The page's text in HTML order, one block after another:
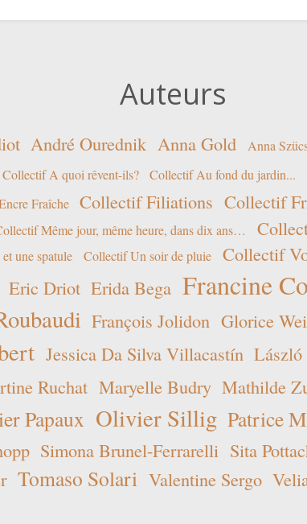
Auteurs
André Ourednik Anna Gold Anna
Collectif A quoi rêvent-ils? Collectif Au fond du jardin...
Fraîche Collectif Filiations Collectif
Même jour, même heure, dans dix ans…
une spatule Collectif Un soir de pluie Collectif
Eric Driot Erida Bega Francine
François Jolidon Glorice
Jessica Da Silva Villacastín László
Ruchat Maryelle Budry Mathilde
Papaux Olivier Sillig Patrice
Simona Brunel-Ferrarelli Sita
Tomaso Solari Valentine Sergo